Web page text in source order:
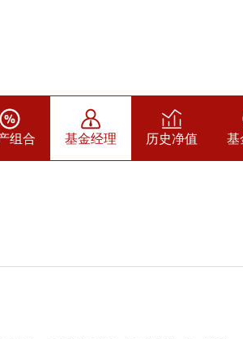
组合 基金经理 历史净值 基